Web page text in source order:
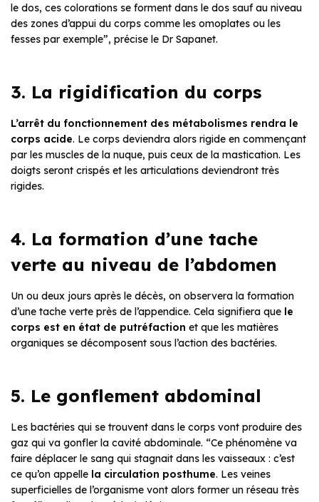
le dos, ces colorations se forment dans le dos sauf au niveau
des zones d’appui du corps comme les omoplates ou les
fesses par exemple”, précise le Dr Sapanet.
3. La rigidification du corps
L’arrêt du fonctionnement des métabolismes rendra le
corps acide. Le corps deviendra alors rigide en commençant
par les muscles de la nuque, puis ceux de la mastication. Les
doigts seront crispés et les articulations deviendront très
rigides.
4. La formation d’une tache
verte au niveau de l’abdomen
Un ou deux jours après le décès, on observera la formation
d’une tache verte près de l’appendice. Cela signifiera que le
corps est en état de putréfaction et que les matières
organiques se décomposent sous l’action des bactéries.
5. Le gonflement abdominal
Les bactéries qui se trouvent dans le corps vont produire des
gaz qui va gonfler la cavité abdominale. “Ce phénomène va
faire déplacer le sang qui stagnait dans les vaisseaux : c’est
ce qu’on appelle la circulation posthume. Les veines
superficielles de l’organisme vont alors former un réseau très